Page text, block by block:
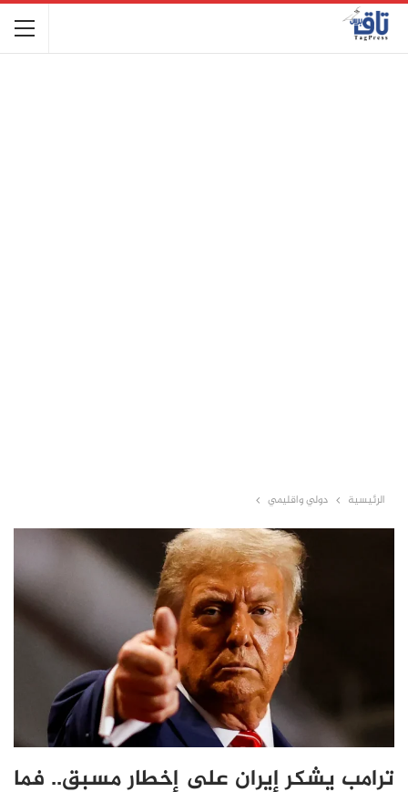
الرئيسية دولي واقليمي
ترامب يشكر إيران على إخطار مسبق.. فما